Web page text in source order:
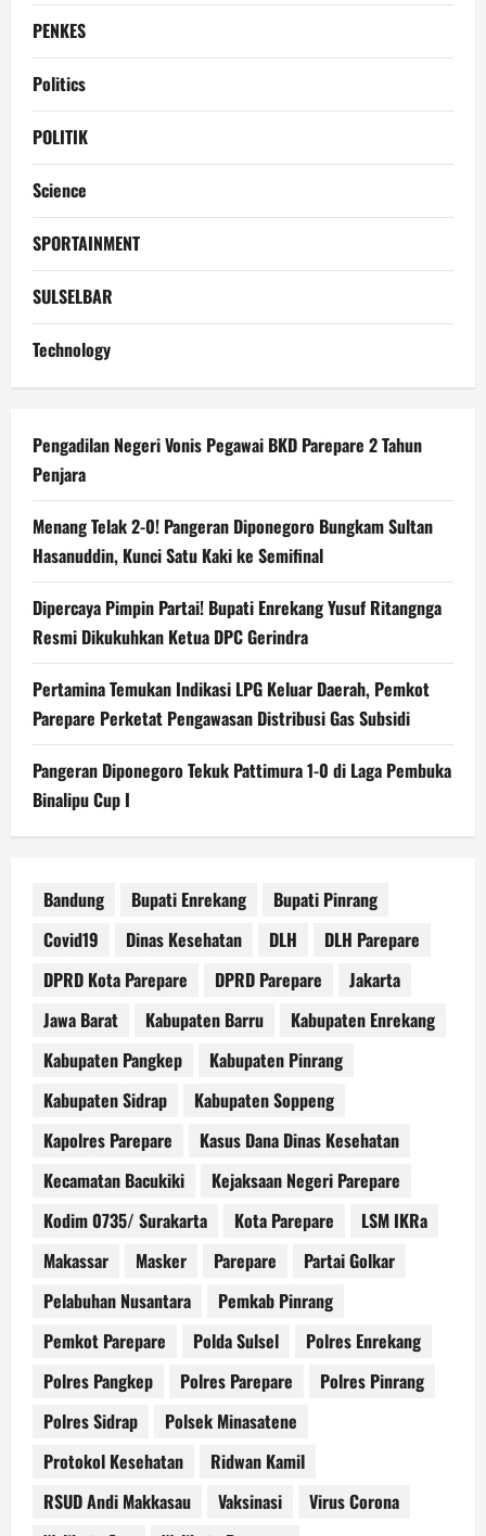
PENKES
Politics
POLITIK
Science
SPORTAINMENT
SULSELBAR
Technology
Pengadilan Negeri Vonis Pegawai BKD Parepare 2 Tahun
Penjara
Menang Telak 2-0! Pangeran Diponegoro Bungkam Sultan
Hasanuddin, Kunci Satu Kaki ke Semifinal
Dipercaya Pimpin Partai! Bupati Enrekang Yusuf Ritangnga
Resmi Dikukuhkan Ketua DPC Gerindra
Pertamina Temukan Indikasi LPG Keluar Daerah, Pemkot
Parepare Perketat Pengawasan Distribusi Gas Subsidi
Pangeran Diponegoro Tekuk Pattimura 1-0 di Laga Pembuka
Binalipu Cup I
Bandung Bupati Enrekang
Bupati Pinrang
Covid19
Dinas Kesehatan DLH
DLH Parepare
DPRD Kota Parepare
DPRD Parepare
Jakarta
Jawa Barat
Kabupaten Barru
Kabupaten Enrekang
Kabupaten Pangkep
Kabupaten Pinrang
Kabupaten Sidrap
Kabupaten Soppeng
Kapolres Parepare
Kasus Dana Dinas Kesehatan
Kecamatan Bacukiki
Kejaksaan Negeri Parepare
Kodim 0735/ Surakarta
Kota Parepare
LSM IKRa
Makassar
Masker Parepare
Partai Golkar
Pelabuhan Nusantara
Pemkab Pinrang
Pemkot Parepare
Polda Sulsel
Polres Enrekang
Polres Pangkep
Polres Parepare
Polres Pinrang
Polres Sidrap
Polsek Minasatene
Protokol Kesehatan
Ridwan Kamil
RSUD Andi Makkasau
Vaksinasi
Virus Corona